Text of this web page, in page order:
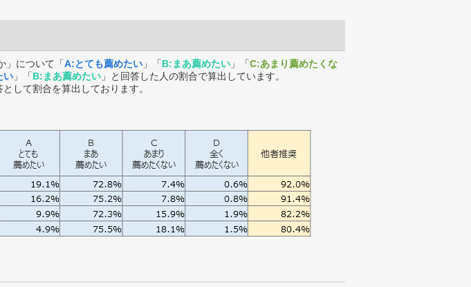
」について「A:とても薦めたい 」「B:まあ薦めたい 」「C:あまり薦めたくな
い 」「B:まあ薦めたい 」と回答した人の割合で算出しています。
して割合を算出しております。